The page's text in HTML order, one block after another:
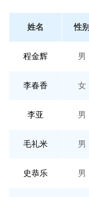
姓名 性别
程金辉 男
李春香 女
李亚 男
毛礼米 男
史恭乐 男